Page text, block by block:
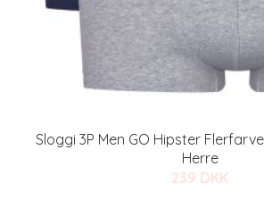
Sloggi 3P Men GO Hipster
Herre
239 DKK